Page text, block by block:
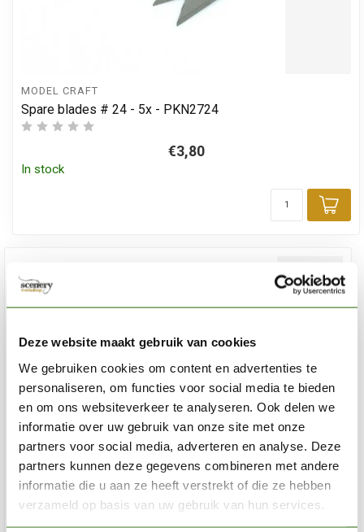
Deze website maakt gebruik van cookies
We gebruiken cookies om content en advertenties te
personaliseren, om functies voor social media te bieden
en om ons websiteverkeer te analyseren. Ook delen we
informatie over uw gebruik van onze site met onze
partners voor social media, adverteren en analyse. Deze
partners kunnen deze gegevens combineren met andere
informatie die u aan ze heeft verstrekt of die ze hebben
verzameld op basis van uw gebruik van hun services.
MODEL CRAFT
Spare blades # 24 - 5x - PKN2724
€3,80
In stock